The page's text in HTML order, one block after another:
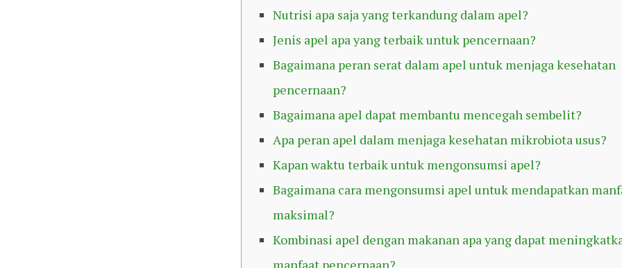
Nutrisi apa saja yang terkandung dalam apel?
Jenis apel apa yang terbaik untuk pencernaan?
Bagaimana peran serat dalam apel untuk menjaga kesehatan
pencernaan?
Bagaimana apel dapat membantu mencegah sembelit?
Apa peran apel dalam menjaga kesehatan mikrobiota usus?
Kapan waktu terbaik untuk mengonsumsi apel?
Bagaimana cara mengonsumsi apel untuk mendapatkan
maksimal?
Kombinasi apel dengan makanan apa yang dapat
manfaat pencernaan?